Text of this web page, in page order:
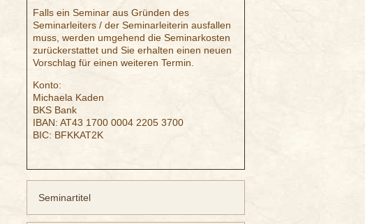
Falls ein Seminar aus Gründen des
Seminarleiters / der Seminarleiterin ausfallen
muss, werden umgehend die Seminarkosten
zurückerstattet und Sie erhalten einen neuen
Vorschlag für einen weiteren Termin.
Konto:
Michaela Kaden
BKS Bank
IBAN: AT43 1700 0004 2205 3700
BIC: BFKKAT2K